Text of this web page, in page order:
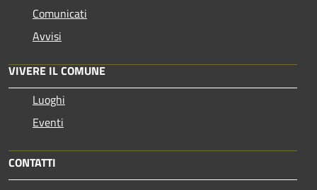
Comunicati
Avvisi
VIVERE IL COMUNE
Luoghi
Eventi
CONTATTI